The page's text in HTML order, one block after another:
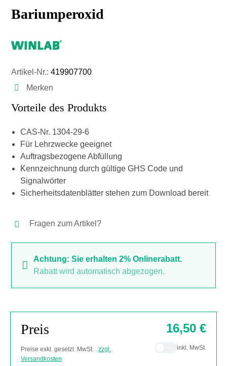
Bariumperoxid
Artikel-Nr.: 419907700
Merken
Vorteile des Produkts
CAS-Nr. 1304-29-6
Für Lehrzwecke geeignet
Auftragsbezogene Abfüllung
Kennzeichnung durch gültige GHS Code und
Signalwörter
Sicherheitsdatenblätter stehen zum Download bereit
Fragen zum Artikel?
Achtung: Sie erhalten 2% Onlinerabatt.
Rabatt wird automatisch abgezogen.
Preis
Preise exkl. gesetzl. MwSt. . zzgl.
Versandkosten
16,50 €
inkl. MwSt.